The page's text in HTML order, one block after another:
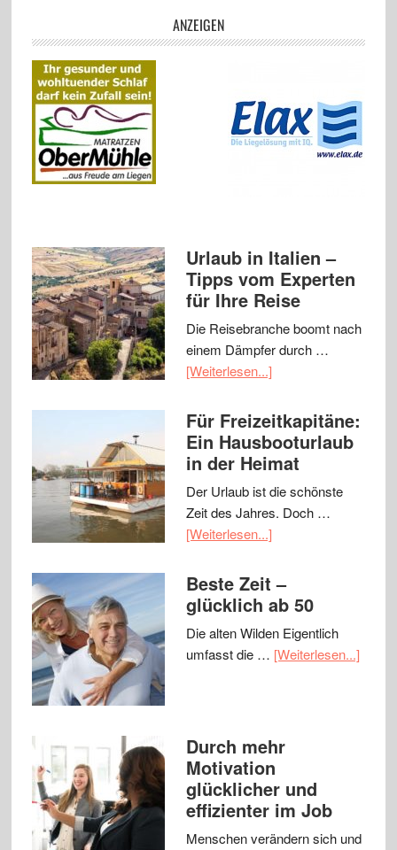
ANZEIGEN
Urlaub in Italien –
Tipps vom Experten
für Ihre Reise
Die Reisebranche boomt nach
einem Dämpfer durch …
[Weiterlesen...]
Für Freizeitkapitäne:
Ein Hausbooturlaub
in der Heimat
Der Urlaub ist die schönste
Zeit des Jahres. Doch …
[Weiterlesen...]
Beste Zeit –
glücklich ab 50
Die alten Wilden Eigentlich
umfasst die … [Weiterlesen...]
Durch mehr
Motivation
glücklicher und
effizienter im Job
Menschen verändern sich und